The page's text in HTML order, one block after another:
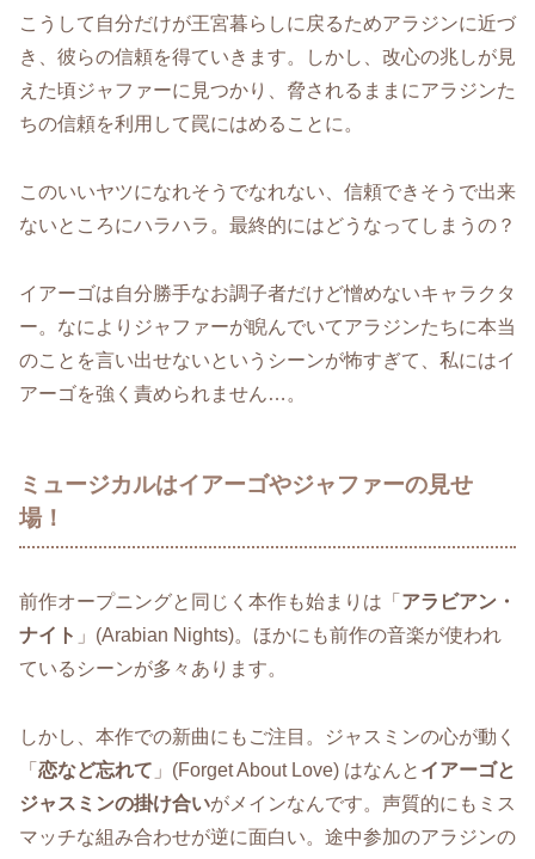
こうして自分だけが王宮暮らしに戻るためアラジンに近づ
き、彼らの信頼を得ていきます。しかし、改心の兆しが見
えた頃ジャファーに見つかり、脅されるままにアラジンた
ちの信頼を利用して罠にはめることに。
このいいヤツになれそうでなれない、信頼できそうで出来
ないところにハラハラ。最終的にはどうなってしまうの？
イアーゴは自分勝手なお調子者だけど憎めないキャラクタ
ー。なによりジャファーが睨んでいてアラジンたちに本当
のことを言い出せないというシーンが怖すぎて、私にはイ
アーゴを強く責められません…。
ミュージカルはイアーゴやジャファーの見せ
場！
前作オープニングと同じく本作も始まりは「 アラビアン・
ナイト 」(Arabian Nights)。ほかにも前作の音楽が使われ
ているシーンが多々あります。
しかし、本作での新曲にもご注目。ジャスミンの心が動く
「 恋など忘れて 」(Forget About Love) はなんと イアーゴと
ジャスミンの掛け合いがメインなんです。声質的にもミス
マッチな組み合わせが逆に面白い。途中参加のアラジンの